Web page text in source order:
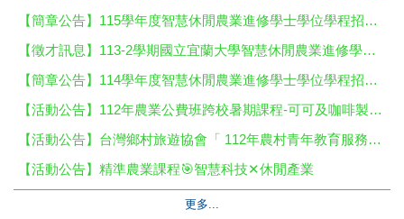
【簡章公告】115學年度智慧休閒農業進修學士學位學程招生簡章
【徵才訊息】113-2學期國立宜蘭大學智慧休閒農業進修學士學位學程徵聘「兼任教師/營養學概論」 1名
【簡章公告】114學年度智慧休閒農業進修學士學位學程招生簡章
【活動公告】112年農業公費班跨校暑期課程-可可及咖啡製作班
【活動公告】台灣鄉村旅遊協會「 112年農村青年教育服務體驗-青村正農農stay」活動資訊
【活動公告】精準農業課程🎯智慧科技✕休閒產業
更多...